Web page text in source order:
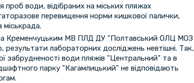
проб води, відібраних на міських пляжах
перевищення норми кишкової палички,
міськрада.
Кременчуцьким МВ ПЛД ДУ "Полтавський ОЛЦ МОЗ
результати лабораторних досліджень невтішні. Так,
забрудненості води пляжів "Центральний" та в
парку "Кагамлицький" не відповідають